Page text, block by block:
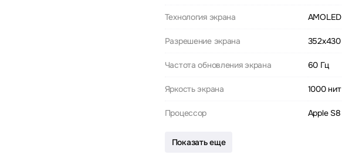
Технология экрана AMOLED
Разрешение экрана 352х430
Частота обновления экрана 60 Гц
Яркость экрана 1000 нит
Процессор Apple S8
Показать еще